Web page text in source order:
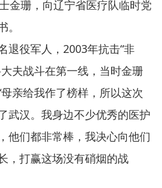
金珊，向辽宁省医疗队临时党
役军人，2003年抗击“非
夫战斗在第一线，当时金珊
亲给我作了榜样，所以这次
武汉。我身边不少优秀的医护
他们都非常棒，我决心向他们
，打赢这场没有硝烟的战